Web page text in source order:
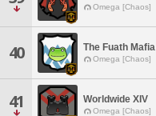
Omega [Chaos]
40 The Fuath Mafia
Omega [Chaos]
41 Worldwide XIV
Omega [Chaos]